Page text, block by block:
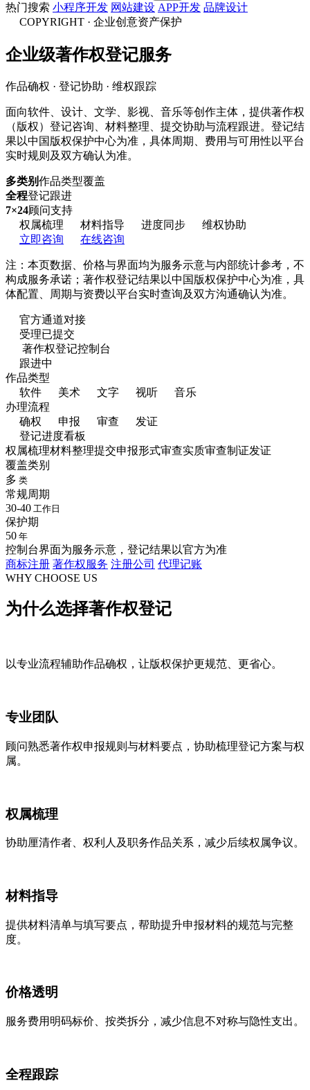
热门搜索 小程序开发 网站建设 APP开发 品牌设计
COPYRIGHT · 企业创意资产保护
企业级著作权登记服务
作品确权 · 登记协助 · 维权跟踪
面向软件、设计、文学、影视、音乐等创作主体，提供著作权
（版权）登记咨询、材料整理、提交协助与流程跟进。登记结
果以中国版权保护中心为准，具体周期、费用与可用性以平台
实时规则及双方确认为准。
多类别作品类型覆盖
全程登记跟进
7×24顾问支持
权属梳理
材料指导 进度同步
维权协助
立即咨询
在线咨询
注：本页数据、价格与界面均为服务示意与内部统计参考，不
构成服务承诺；著作权登记结果以中国版权保护中心为准，具
体配置、周期与资费以平台实时查询及双方沟通确认为准。
官方通道对接
受理已提交
著作权登记控制台
跟进中
作品类型
软件
美术 文字 视听
音乐
办理流程
确权
申报 审查
发证
登记进度看板
权属梳理材料整理提交申报形式审查实质审查制证发证
覆盖类别
多 类
常规周期
30-40 工作日
保护期
50 年
控制台界面为服务示意，登记结果以官方为准
商标注册 著作权服务 注册公司 代理记账
WHY CHOOSE US
为什么选择著作权登记
以专业流程辅助作品确权，让版权保护更规范、更省心。
专业团队
顾问熟悉著作权申报规则与材料要点，协助梳理登记方案与权
属。
权属梳理
协助厘清作者、权利人及职务作品关系，减少后续权属争议。
材料指导
提供材料清单与填写要点，帮助提升申报材料的规范与完整
度。
价格透明
服务费用明码标价、按类拆分，减少信息不对称与隐性支出。
全程跟踪